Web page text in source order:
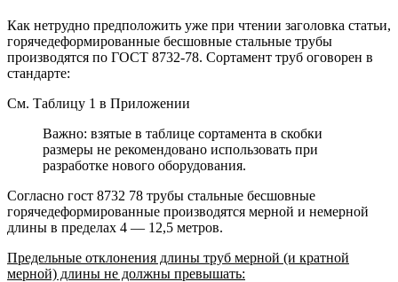
Как нетрудно предположить уже при чтении заголовка статьи,
горячедеформированные бесшовные стальные трубы
производятся по ГОСТ 8732-78. Сортамент труб оговорен в
стандарте:
См. Таблицу 1 в Приложении
Важно: взятые в таблице сортамента в скобки
размеры не рекомендовано использовать при
разработке нового оборудования.
Согласно гост 8732 78 трубы стальные бесшовные
горячедеформированные производятся мерной и немерной
длины в пределах 4 — 12,5 метров.
Предельные отклонения длины труб мерной (и кратной
мерной) длины не должны превышать: